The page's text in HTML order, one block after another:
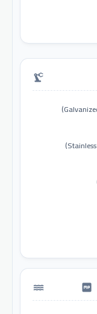
precision_manufacturing
water_pump